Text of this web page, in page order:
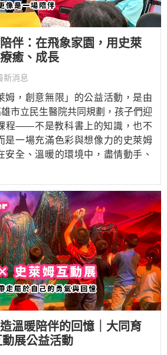
伴：在飛象家園，用史萊
癒、成長
新消息
姆，創意無限」的公益活動，是由
市立民生醫院共同規劃，孩子們迎
程——不是教科書上的知識，也不
是一場充滿色彩與想像力的史萊姆
安全、溫暖的環境中，盡情動手、
溫暖陪伴的回憶｜大同育
展公益活動